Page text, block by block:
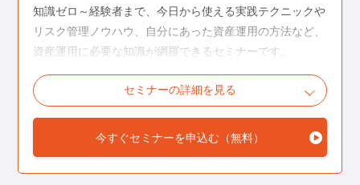
知識ゼロ～経験者まで、今日から使える実践テクニックや
リスク管理ノウハウ、自分にあった資産運用の方法など、
資産運用に必要な知識が網羅できるセミナーです。
こんな人におすすめ
資産運用に挑戦したいけど何をすればいいのかわからな
い
セミナーの詳細を見る
今すぐセミナーを申込む（無料）